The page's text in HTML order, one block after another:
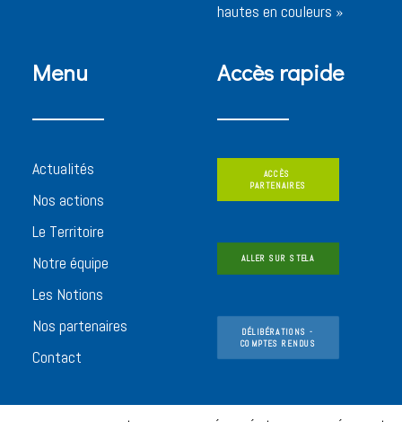
hautes en couleurs »
Menu
Actualités
Nos actions
Le Territoire
Notre équipe
Les Notions
Nos partenaires
Contact
Accès rapide
ACCÈS
PARTENAIRES
ALLER SUR STELA
DÉLIBÉRATIONS -
COMPTES RENDUS